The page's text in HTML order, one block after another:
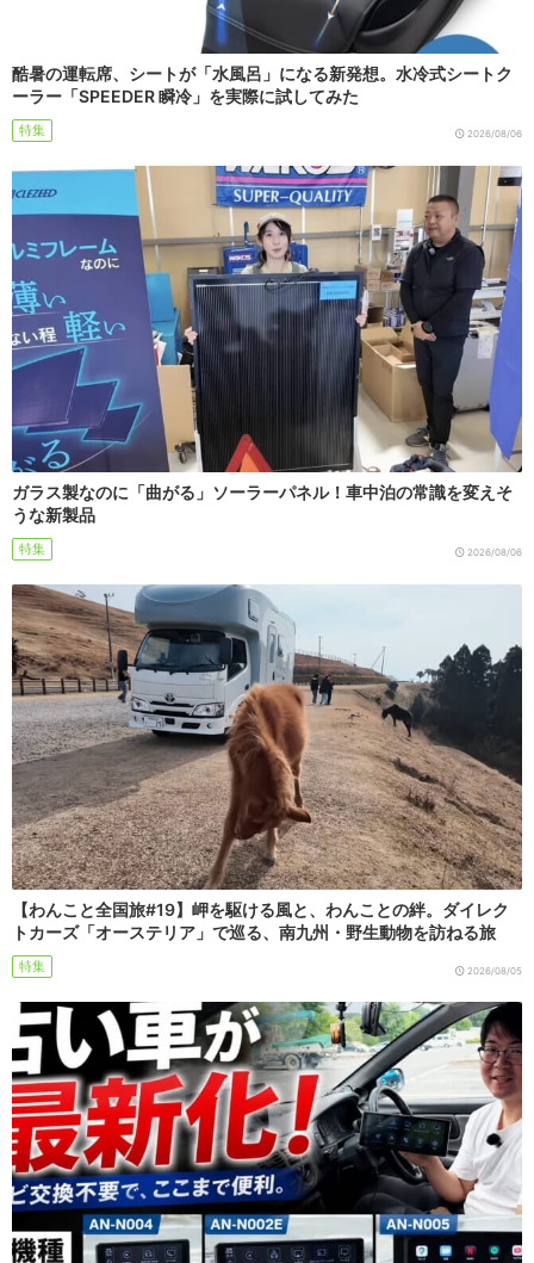
酷暑の運転席、シートが「水風呂」になる新発想。水冷式シートク
ーラー「SPEEDER 瞬冷」を実際に試してみた
特集 2026/08/06
ガラス製なのに「曲がる」ソーラーパネル！車中泊の常識を変えそ
うな新製品
特集 2026/08/06
【わんこと全国旅#19】岬を駆ける風と、わんことの絆。ダイレク
トカーズ「オーステリア」で巡る、南九州・野生動物を訪ねる旅
特集 2026/08/05